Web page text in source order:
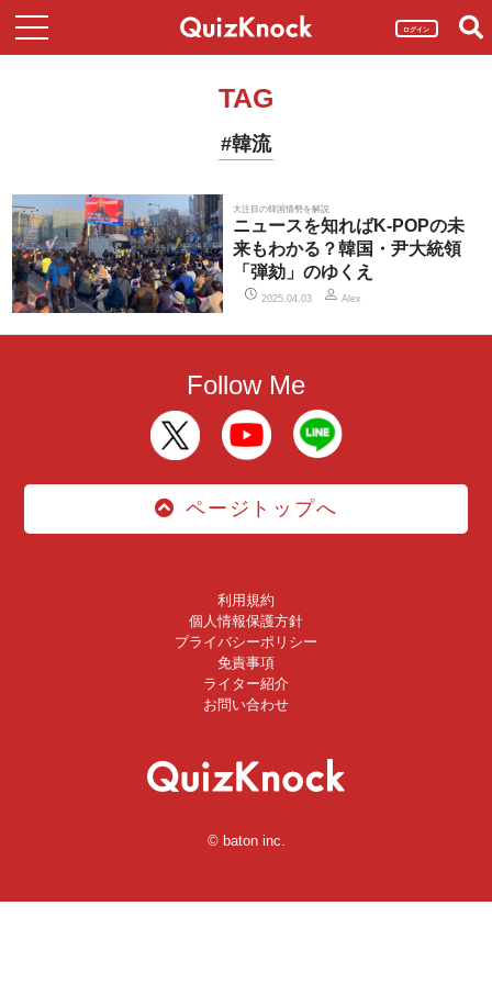
ログイン
TAG
#韓流
大注目の韓国情勢を解説
ニュースを知ればK-POPの未
来もわかる？韓国・尹大統領
「弾劾」のゆくえ
2025.04.03 Alex
Follow Me
ページトップへ
利用規約
個人情報保護方針
プライバシーポリシー
免責事項
ライター紹介
お問い合わせ
© baton inc.